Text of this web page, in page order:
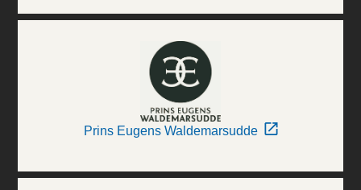
Prins Eugens Waldemarsudde